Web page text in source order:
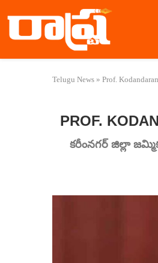
Telugu News » Prof.
PROF.
కరీంనగర్ జిల్లా